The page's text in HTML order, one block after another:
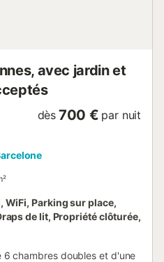
avec jardin et
dès 700 € par nuit
WiFi, Parking sur place,
de lit, Propriété clôturée,
chambres doubles et d'une